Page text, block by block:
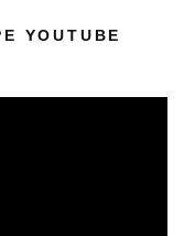
YOUTUBE